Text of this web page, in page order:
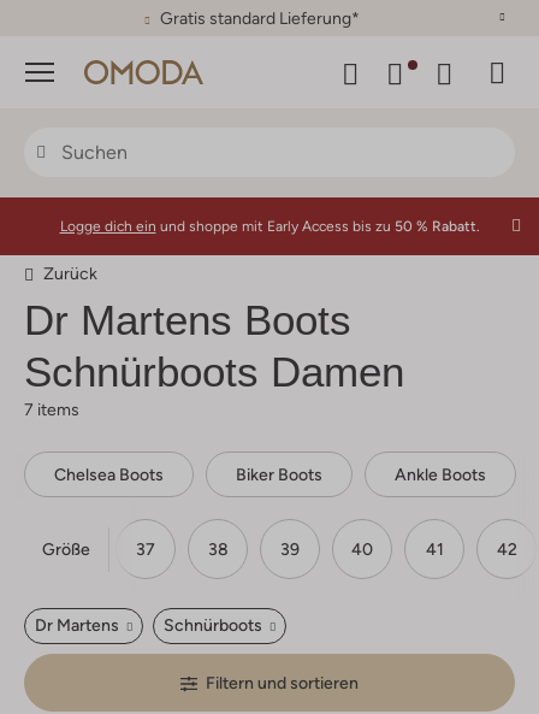
30 Tage Rückgaberecht
Menü
Logge dich ein und shoppe mit Early Access bis zu 50 % Rabatt.
Zurück
Dr Martens Boots
Schnürboots Damen
7 items
Chelsea Boots Biker Boots Ankle Boots
Größe
36 37 38 39 40 41 42
Dr Martens Schnürboots
Filtern und sortieren